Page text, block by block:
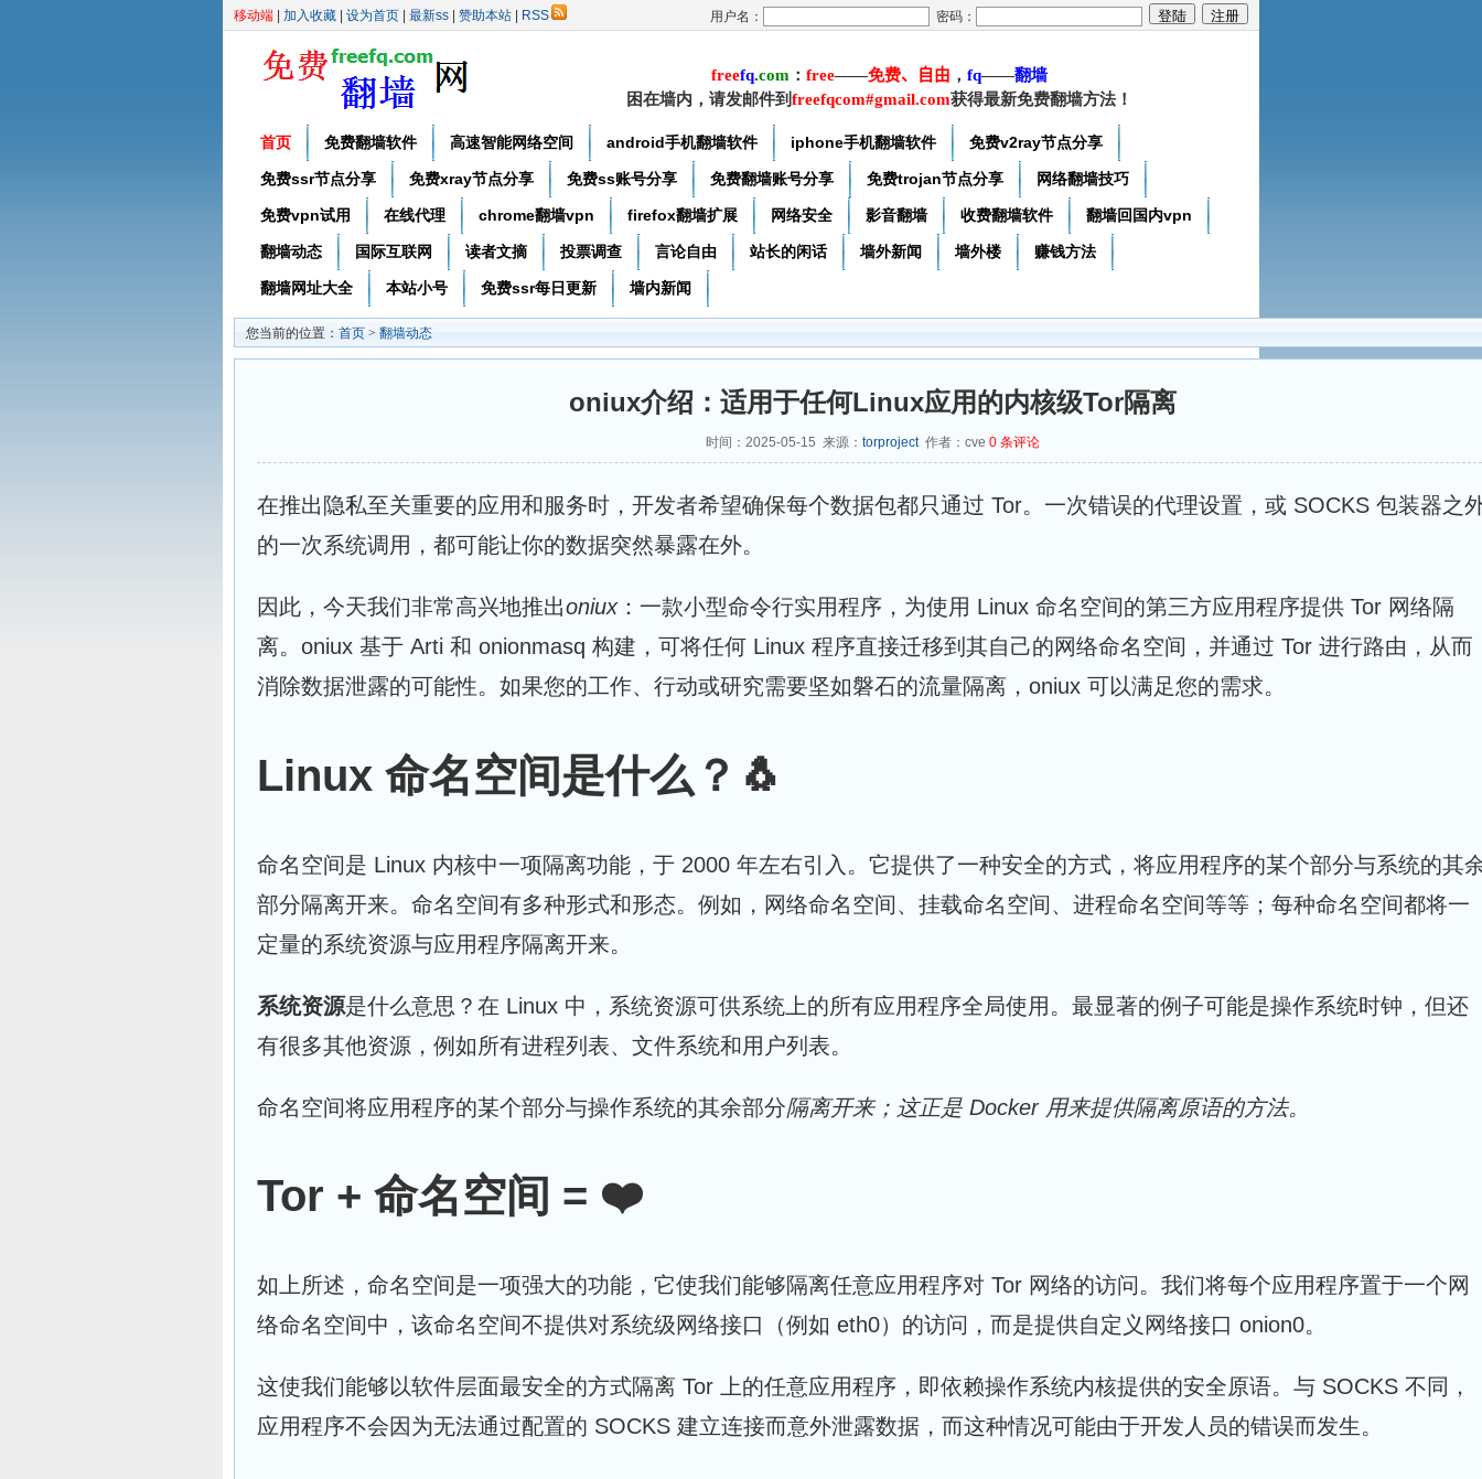
移动端 加入收藏 设为首页 最新ss 赞助本站 RSS 用户名： 密码：
freefq.com ： free——免费、自由 ， fq——翻墙
困在墙内，请发邮件到freefqcom#gmail.com获得最新免费翻墙方法！
首页 免费翻墙软件 高速智能网络空间 android手机翻墙软件 iphone手机翻墙软件 免费v2ray节点分享
免费ssr节点分享 免费xray节点分享 免费ss账号分享 免费翻墙账号分享 免费trojan节点分享 网络翻墙技巧
免费vpn试用 在线代理 chrome翻墙vpn firefox翻墙扩展 网络安全 影音翻墙 收费翻墙软件 翻墙回国内vpn
翻墙动态 国际互联网 读者文摘 投票调查 言论自由 站长的闲话 墙外新闻 墙外楼 赚钱方法
翻墙网址大全 本站小号 免费ssr每日更新 墙内新闻
您当前的位置： 首页 > 翻墙动态
oniux介绍：适用于任何Linux应用的内核级Tor隔离
时间：2025-05-15 来源： torproject作者：cve 0 条评论
在推出隐私至关重要的应用和服务时，开发者希望确保每个数据包都只通过 Tor。一次错误的代理设置，或 SOCKS 包装器之
的一次系统调用，都可能让你的数据突然暴露在外。
因此，今天我们非常高兴地推出oniux：一款小型命令行实用程序，为使用 Linux 命名空间的第三方应用程序提供 Tor 网络隔
离。oniux 基于 Arti 和 onionmasq 构建，可将任何 Linux 程序直接迁移到其自己的网络命名空间，并通过 Tor 进行路由，从而
消除数据泄露的可能性。如果您的工作、行动或研究需要坚如磐石的流量隔离，oniux 可以满足您的需求。
Linux 命名空间是什么？🐧
命名空间是 Linux 内核中一项隔离功能，于 2000 年左右引入。它提供了一种安全的方式，将应用程序的某个部分与系统的其
部分隔离开来。命名空间有多种形式和形态。例如，网络命名空间、挂载命名空间、进程命名空间等等；每种命名空间都将一
定量的系统资源与应用程序隔离开来。
系统资源是什么意思 ？在 Linux 中，系统资源可供系统上的所有应用程序全局使用。最显著的例子可能是操作系统时钟，但还
有很多其他资源，例如所有进程列表、文件系统和用户列表。
命名空间将应用程序的某个部分与操作系统的其余部分隔离开来；这正是 Docker 用来提供隔离原语的方法。
Tor + 命名空间 = ❤️
如上所述，命名空间是一项强大的功能，它使我们能够隔离任意应用程序对 Tor 网络的访问。我们将每个应用程序置于一个网
络命名空间中，该命名空间不提供对系统级网络接口（例如 eth0）的访问，而是提供自定义网络接口 onion0。
这使我们能够以软件层面最安全的方式隔离 Tor 上的任意应用程序，即依赖操作系统内核提供的安全原语。与 SOCKS 不同，
应用程序不会因为无法通过配置的 SOCKS 建立连接而意外泄露数据，而这种情况可能由于开发人员的错误而发生。